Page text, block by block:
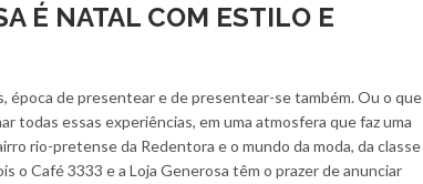
É NATAL COM ESTILO E
época de presentear e de presentear-se também. Ou o que
todas essas experiências, em uma atmosfera que faz uma
rio-pretense da Redentora e o mundo da moda, da classe
o Café 3333 e a Loja Generosa têm o prazer de anunciar